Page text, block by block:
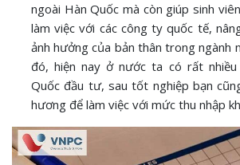
ngoài Hàn Quốc mà còn giúp sinh
làm việc với các công ty quốc tế,
ảnh hưởng của bản thân trong ngành
đó, hiện nay ở nước ta có rất nhiều
Quốc đầu tư, sau tốt nghiệp bạn
hương để làm việc với mức thu nhập